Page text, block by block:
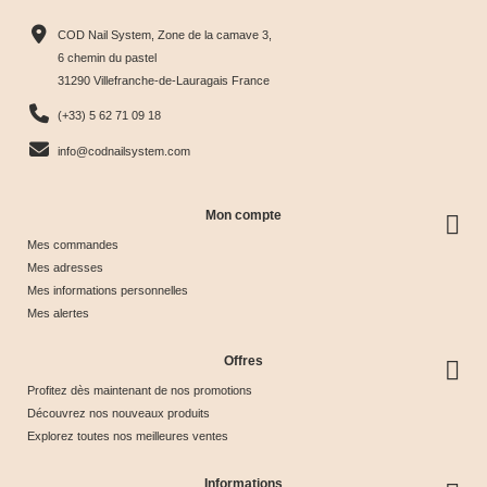
Tips &
nuancier
 
& Tips
Glow &
COD Nail System, Zone de la camave 3,
6 chemin du pastel
31290 Villefranche-de-Lauragais France
(+33) 5 62 71 09 18
info@codnailsystem.com
Mon compte
Mes commandes
Mes adresses
Mes informations personnelles
Mes alertes
Offres
Profitez dès maintenant de nos promotions
Découvrez nos nouveaux produits
Explorez toutes nos meilleures ventes
Informations